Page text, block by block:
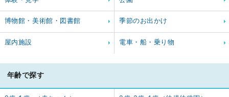
博物館・美術館・図書館 季節のお出かけ
屋内施設 電車・船・乗り物
年齢で探す